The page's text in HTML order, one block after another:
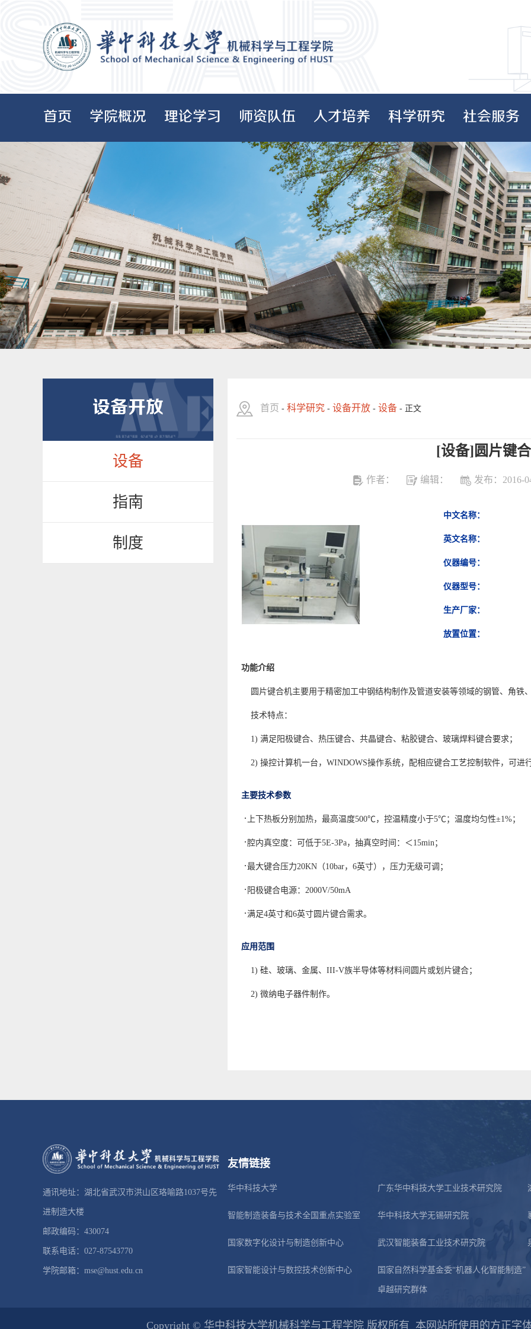
首页 学院概况 理论学习 师资队伍 人才培养 科学研究 社会服务
设备开放
设备
指南
制度
首页 - 科学研究 - 设备开放 - 设备 - 正文
[设备]圆片键
作者： 编辑： 发布：2016-
中文名称：
英文名称：
仪器编号：
仪器型号：
生产厂家：
放置位置：
功能介绍
圆片键合机主要用于精密加工中钢结构制作及管道安装等领域的钢管、角铁
技术特点：
1) 满足阳极键合、热压键合、共晶键合、粘胶键合、玻璃焊料键合要求；
2) 操控计算机一台，WINDOWS操作系统，配相应键合工艺控制软件，可进
主要技术参数
· 上下热板分别加热，最高温度500℃，控温精度小于5℃；温度均匀
·腔内真空度：可低于5E-3Pa，抽真空时间：＜15min；
·最大键合压力20KN（10bar，6英寸），压力无级可调；
· 阳极键合电源：2000V/50mA
·满足4英寸和6英寸圆片键合需求。
应用范围
1) 硅、玻璃、金属、III-V族半导体等材料间圆片或划片键合；
2) 微纳电子器件制作。
通讯地址：湖北省武汉市洪山区珞喻路1037号先
进制造大楼
邮政编码：430074
联系电话：027-87543770
学院邮箱：mse@hust.edu.cn
友情链接
华中科技大学 广东华中科技大学工业技术研究院
智能制造装备与技术全国重点实验室 华中科技大学无锡研究院
国家数字化设计与制造创新中心 武汉智能装备工业技术研究院
国家智能设计与数控技术创新中心 国家自然科学基金委“机器人化智能制造”
卓越研究群体
Copyright © 华中科技大学机械科学与工程学院 版权所有 本网站所使用的方正字